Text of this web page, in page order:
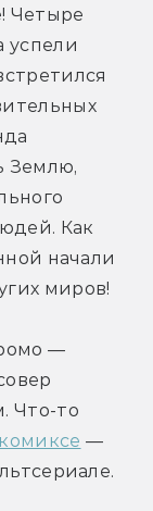
Четыре
успели
Землю,
Как
начали
миров!
—
Что-то
—